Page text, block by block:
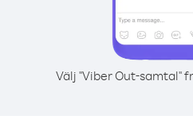
Välj "Viber Out-samtal"